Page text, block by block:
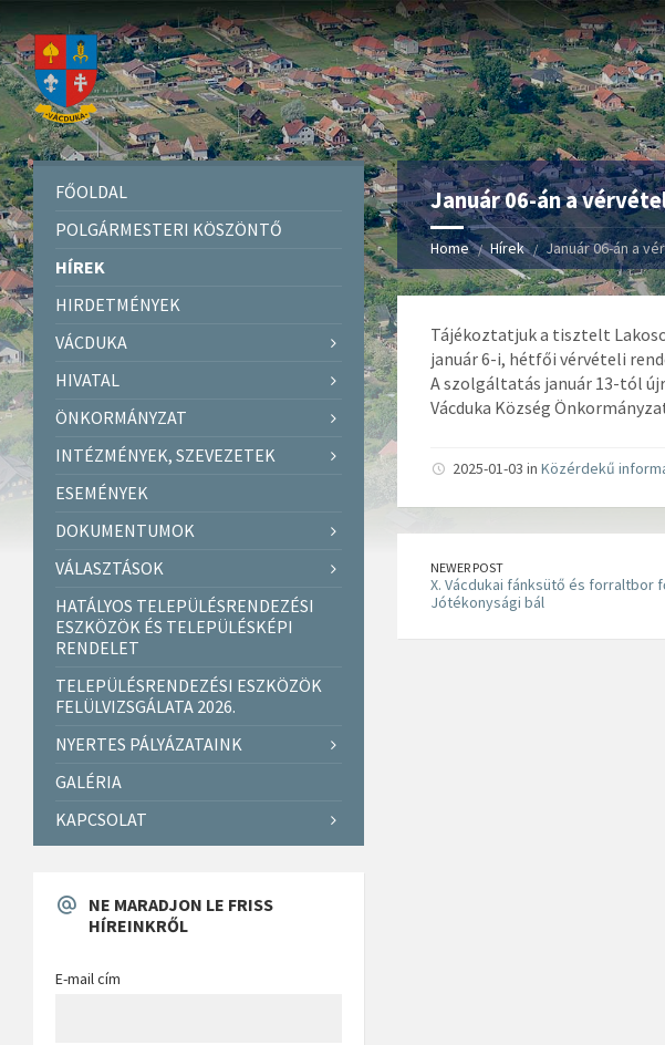
Január 06-án a
Home Hírek Január 06-án a
Tájékoztatjuk a tisztelt
január 6-i, hétfői vérvételi
A szolgáltatás január 13-tól
Vácduka Község
2025-01-03 in Közérdekű
NEWER POST
X. Vácdukai fánksütő és forraltbor
Jótékonysági bál
FŐOLDAL
POLGÁRMESTERI KÖSZÖNTŐ
HÍREK
HIRDETMÉNYEK
VÁCDUKA
HIVATAL
ÖNKORMÁNYZAT
INTÉZMÉNYEK, SZEVEZETEK
ESEMÉNYEK
DOKUMENTUMOK
VÁLASZTÁSOK
HATÁLYOS TELEPÜLÉSRENDEZÉSI
ESZKÖZÖK ÉS TELEPÜLÉSKÉPI
RENDELET
TELEPÜLÉSRENDEZÉSI ESZKÖZÖK
FELÜLVIZSGÁLATA 2026.
NYERTES PÁLYÁZATAINK
GALÉRIA
KAPCSOLAT
NE MARADJON LE FRISS
HÍREINKRŐL
E-mail cím